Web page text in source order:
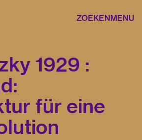
ZOEKENMENU
1929 :
für eine